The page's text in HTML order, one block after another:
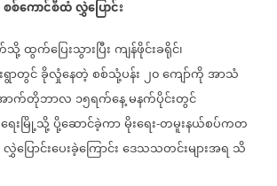
စစ်ကောင်စီထံလွှဲပြောင်း
သို့ထွက်ပြေးသွားပြီးကျန်ဖိုင်းခရိုင်၊
ရွာတွင်ခိုလှုံနေတဲ့စစ်သုံ့ပန်း၂၀ကျော်ကိုအာသံ
ာက်တိုဘာလ ၁၅ရက်နေ့မနက်ပိုင်းတွင်
ေးမြို့သို့ပို့ဆောင်ခဲ့ကာမိုးရေး-တမူးနယ်စပ်ကတ
လွှဲပြောင်းပေးခဲ့ကြောင်းဒေသသတင်းများအရ သိ